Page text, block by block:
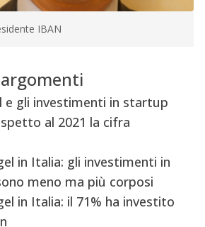
IBAN
e gli investimenti in startup
al 2021 la cifra
in Italia: gli investimenti in
meno ma più corposi
in Italia: il 71% ha investito